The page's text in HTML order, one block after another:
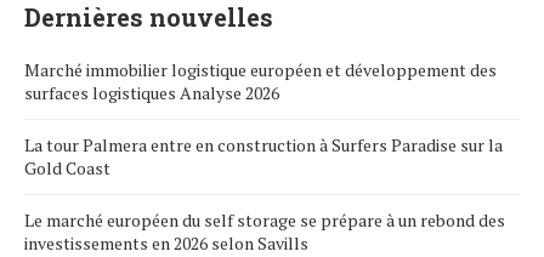
Dernières nouvelles
Marché immobilier logistique européen et développement des
surfaces logistiques Analyse 2026
La tour Palmera entre en construction à Surfers Paradise sur la
Gold Coast
Le marché européen du self storage se prépare à un rebond des
investissements en 2026 selon Savills